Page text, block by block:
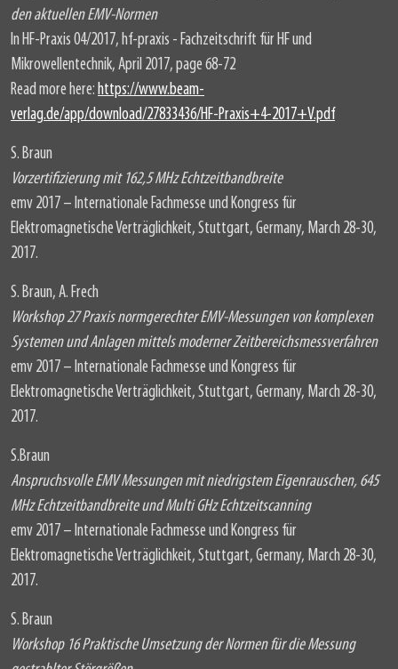
den aktuellen EMV-Normen
In HF-Praxis 04/2017, hf-praxis - Fachzeitschrift für HF und
Mikrowellentechnik, April 2017, page 68-72
Read more here: https://www.beam-
verlag.de/app/download/27833436/HF-Praxis+4-2017+V.pdf
S. Braun
Vorzertifizierung mit 162,5 MHz Echtzeitbandbreite
emv 2017 – Internationale Fachmesse und Kongress für
Elektromagnetische Verträglichkeit, Stuttgart, Germany, March 28-30,
2017.
S. Braun, A. Frech
Workshop 27 Praxis normgerechter EMV-Messungen von komplexen
Systemen und Anlagen mittels moderner Zeitbereichsmessverfahren
emv 2017 – Internationale Fachmesse und Kongress für
Elektromagnetische Verträglichkeit, Stuttgart, Germany, March 28-30,
2017.
S.Braun
Anspruchsvolle EMV Messungen mit niedrigstem Eigenrauschen, 645
MHz Echtzeitbandbreite und Multi GHz Echtzeitscanning
emv 2017 – Internationale Fachmesse und Kongress für
Elektromagnetische Verträglichkeit, Stuttgart, Germany, March 28-30,
2017.
S. Braun
Workshop 16 Praktische Umsetzung der Normen für die Messung